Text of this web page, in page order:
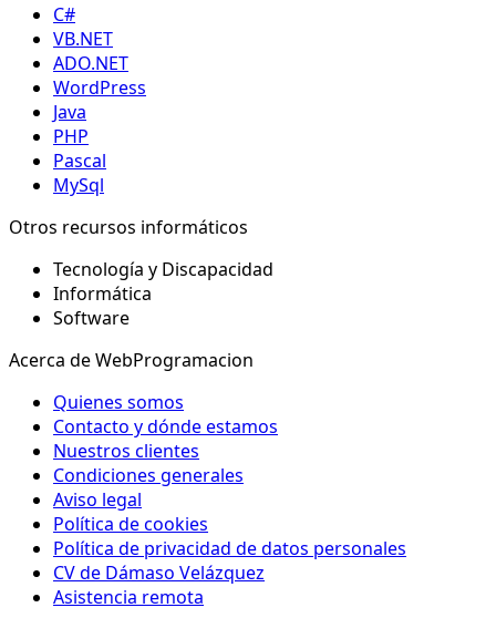
C#
VB.NET
ADO.NET
WordPress
Java
PHP
Pascal
MySql
Otros recursos informáticos
Tecnología y Discapacidad
Informática
Software
Acerca de WebProgramacion
Quienes somos
Contacto y dónde estamos
Nuestros clientes
Condiciones generales
Aviso legal
Política de cookies
Política de privacidad de datos personales
CV de Dámaso Velázquez
Asistencia remota